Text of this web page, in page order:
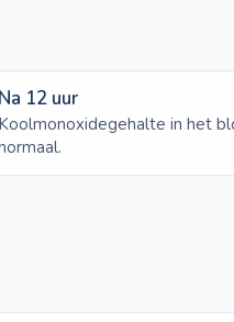
Na 12 uur
Koolmonoxidegehalte in het